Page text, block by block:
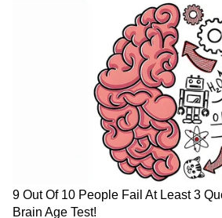
ದರ್ಶನ ಪಡೆದಿದ್ದು, ಫೋಟೊಗಳನ್ನು
ಮೀಡಿಯಾದಲ್ಲಿ ಹಂಚಿಕೊಂಡಿದ್ದಾರೆ.